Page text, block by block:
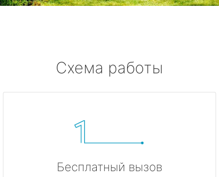
Схема работы
Бесплатный вызов